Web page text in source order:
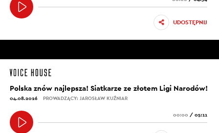
UDOSTĘPNIJ
Polska znów najlepsza! Siatkarze ze złotem Ligi Narodów!
04.08.2026 PROWADZĄCY: JAROSŁAW KUŹNIAR
00:00 / 05:11